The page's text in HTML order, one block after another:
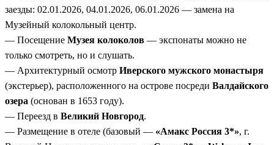
заезды: 02.01.2026, 04.01.2026, 06.01.2026 — замена на
Музейный колокольный центр.
— Посещение Музея колоколов — экспонаты можно не
только смотреть, но и слушать.
— Архитектурный осмотр Иверского мужского монастыря
(экстерьер), расположенного на острове посреди Валдайского
озера (основан в 1653 году).
— Переезд в Великий Новгород.
— Размещение в отеле (базовый — «Амакс Россия 3*», г.